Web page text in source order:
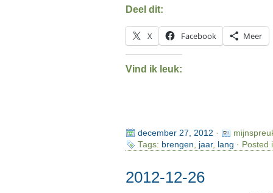
Deel dit:
X Facebook Meer
Vind ik leuk:
december 27, 2012 ·
Tags: brengen jaar, lang · Posted
2012-12-26